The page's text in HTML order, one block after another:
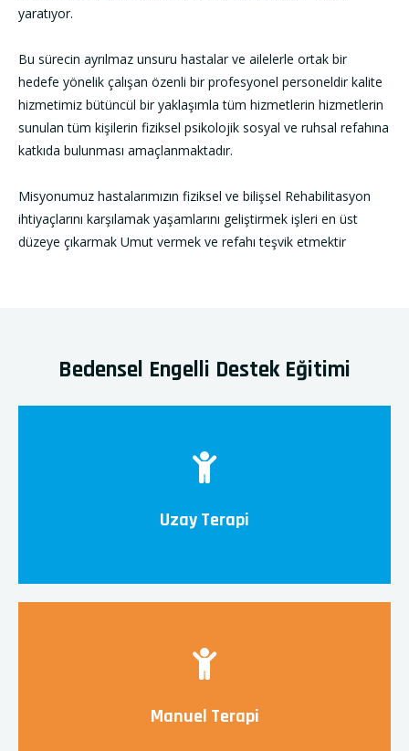
yaratıyor.
Bu sürecin ayrılmaz unsuru hastalar ve ailelerle ortak bir
hedefe yönelik çalışan özenli bir profesyonel personeldir kalite
hizmetimiz bütüncül bir yaklaşımla tüm hizmetlerin hizmetlerin
sunulan tüm kişilerin fiziksel psikolojik sosyal ve ruhsal refahına
katkıda bulunması amaçlanmaktadır.
Misyonumuz hastalarımızın fiziksel ve bilişsel Rehabilitasyon
ihtiyaçlarını karşılamak yaşamlarını geliştirmek işleri en üst
düzeye çıkarmak Umut vermek ve refahı teşvik etmektir
Bedensel Engelli Destek Eğitimi
Uzay Terapi
Manuel Terapi